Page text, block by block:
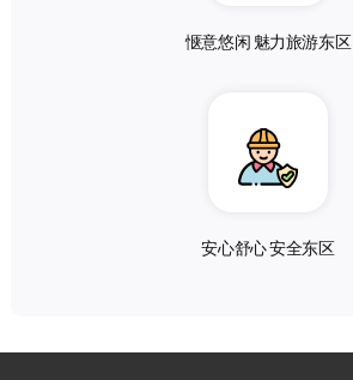
惬意悠闲 魅力旅游东区
安心舒心 安全东区